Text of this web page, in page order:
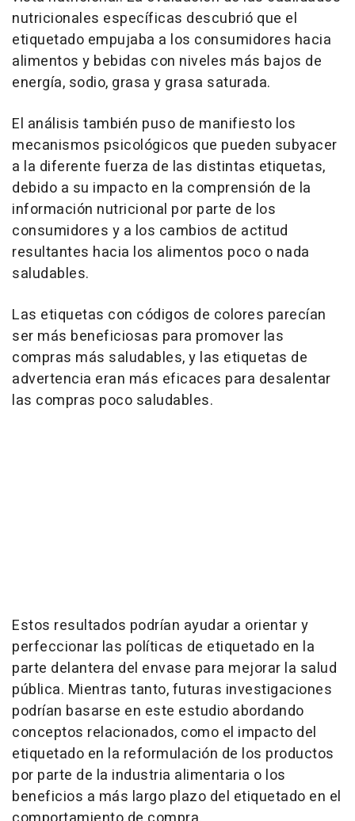
nutricionales específicas descubrió que el
etiquetado empujaba a los consumidores hacia
alimentos y bebidas con niveles más bajos de
energía, sodio, grasa y grasa saturada.
El análisis también puso de manifiesto los
mecanismos psicológicos que pueden subyacer
a la diferente fuerza de las distintas etiquetas,
debido a su impacto en la comprensión de la
información nutricional por parte de los
consumidores y a los cambios de actitud
resultantes hacia los alimentos poco o nada
saludables.
Las etiquetas con códigos de colores parecían
ser más beneficiosas para promover las
compras más saludables, y las etiquetas de
advertencia eran más eficaces para desalentar
las compras poco saludables.
Estos resultados podrían ayudar a orientar y
perfeccionar las políticas de etiquetado en la
parte delantera del envase para mejorar la salud
pública. Mientras tanto, futuras investigaciones
podrían basarse en este estudio abordando
conceptos relacionados, como el impacto del
etiquetado en la reformulación de los productos
por parte de la industria alimentaria o los
beneficios a más largo plazo del etiquetado en el